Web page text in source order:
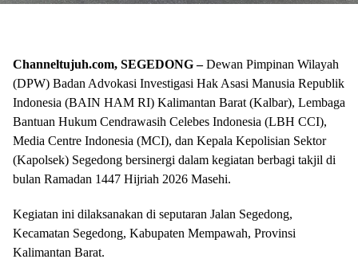
Channeltujuh.com, SEGEDONG –Dewan Pimpinan Wilayah
(DPW) Badan Advokasi Investigasi Hak Asasi Manusia Republik
Indonesia (BAIN HAM RI) Kalimantan Barat (Kalbar), Lembaga
Bantuan Hukum Cendrawasih Celebes Indonesia (LBH CCI),
Media Centre Indonesia (MCI), dan Kepala Kepolisian Sektor
(Kapolsek) Segedong bersinergi dalam kegiatan berbagi takjil di
bulan Ramadan 1447 Hijriah 2026 Masehi.
Kegiatan ini dilaksanakan di seputaran Jalan Segedong,
Kecamatan Segedong, Kabupaten Mempawah, Provinsi
Kalimantan Barat.